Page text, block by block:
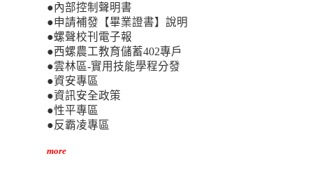
●內部控制聲明書
●申請補發【畢業證書】說明
●螺聲校刊電子報
●西螺農工教育儲蓄402專戶
●雲林區-實用技能學程分發
●資安專區
●資訊安全政策
●性平專區
●反霸凌專區
more